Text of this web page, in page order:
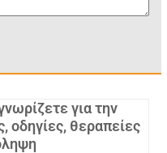
για την
οδηγίες, θεραπείες